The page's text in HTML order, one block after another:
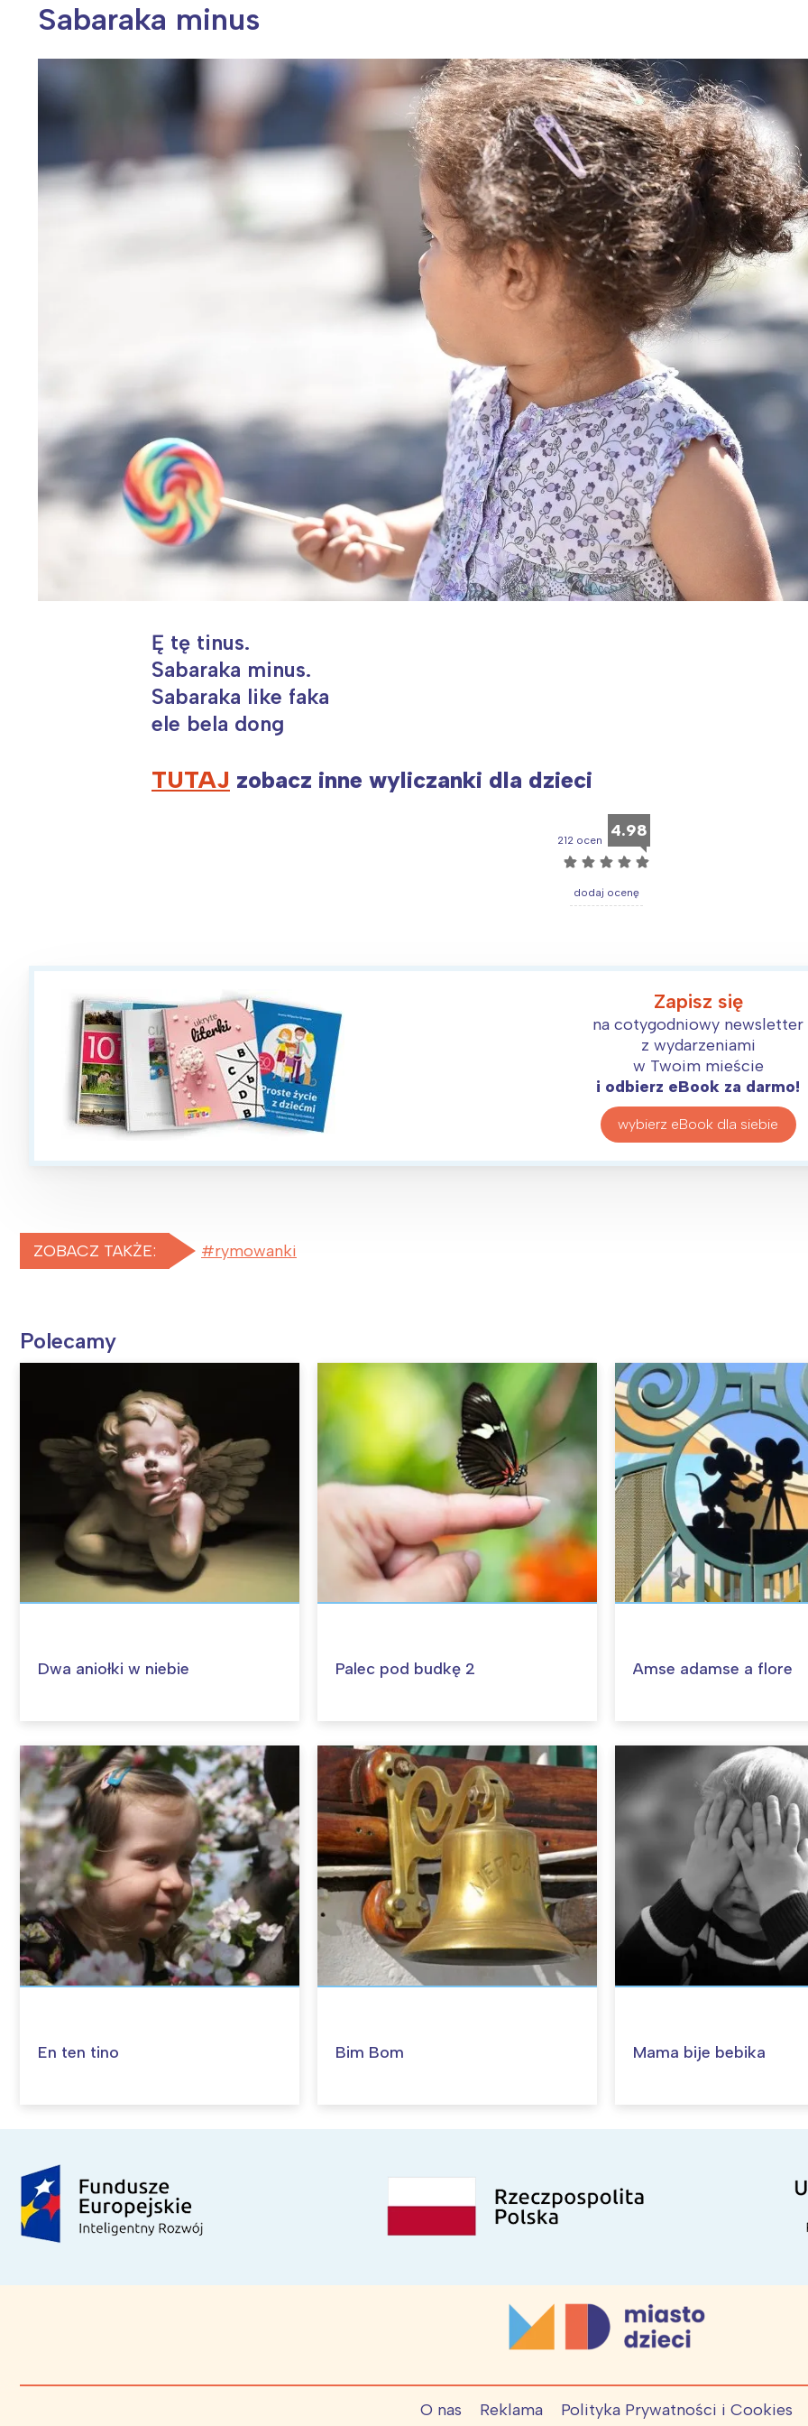
Wiosenny koncert ptaków na płocie Kwitnąca wiśnia i jej płatki Pszczoła i kwitnący ul
Sabaraka minus
Ę tę tinus.
Sabaraka minus.
Sabaraka like faka
ele bela dong
TUTAJ zobacz inne wyliczanki dla dzieci
212 ocen 4.98
☆ ☆ ☆ ☆ ☆
dodaj ocenę
Zapisz się
na cotygodniowy newsletter
z wydarzeniami
w Twoim mieście
i odbierz eBook za darmo!
wybierz eBook dla siebie
ZOBACZ TAKŻE: rymowanki
Polecamy
Dwa aniołki w niebie Palec pod budkę 2 Amse adamse a flore
En ten tino Bim Bom Mama bije bebika
O nas Reklama Polityka Prywatności i Cookies
Kraków
Południe
Północ
Wszystkie
Wybieram